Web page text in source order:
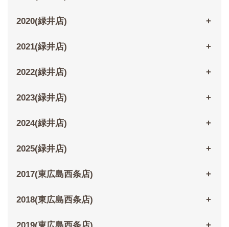
2020(緑井店)
2021(緑井店)
2022(緑井店)
2023(緑井店)
2024(緑井店)
2025(緑井店)
2017(東広島西条店)
2018(東広島西条店)